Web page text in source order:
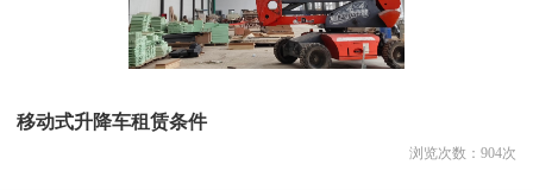
移动式升降车租赁条件
浏览次数： 904次